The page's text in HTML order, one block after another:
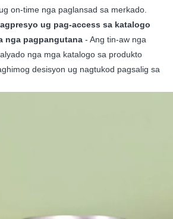
on-time nga paglansad sa merkado.
ug pag-access sa katalogo
nga pagpangutana - Ang tin-aw nga
nga mga katalogo sa produkto
desisyon ug nagtukod pagsalig sa